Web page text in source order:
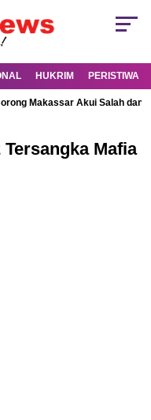
HUKRIM PERISTIWA
Makassar Akui Salah dan
Mafia